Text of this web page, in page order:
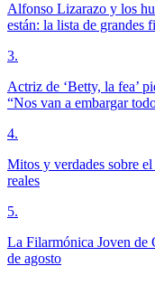
Alfonso Lizarazo y los
están: la lista de grandes
3.
Actriz de ‘Betty, la fea’
“Nos van a embargar
4.
Mitos y verdades sobre el
reales
5.
La Filarmónica Joven de
de agosto